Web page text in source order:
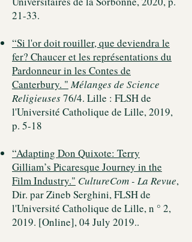
21-33.
“Si l'or doit rouiller, que deviendra le
fer? Chaucer et les représentations du
Pardonneur in les Contes de
Canterbury. " Mélanges de Science
Religieuses76/4. Lille : FLSH de
l'Université Catholique de Lille, 2019,
p. 5-18
“Adapting Don Quixote: Terry
Gilliam’s Picaresque Journey in the
Film Industry." CultureCom - La Revue,
Dir. par Zineb Serghini, FLSH de
l'Université Catholique de Lille, n ° 2,
2019. [Online], 04 July 2019..